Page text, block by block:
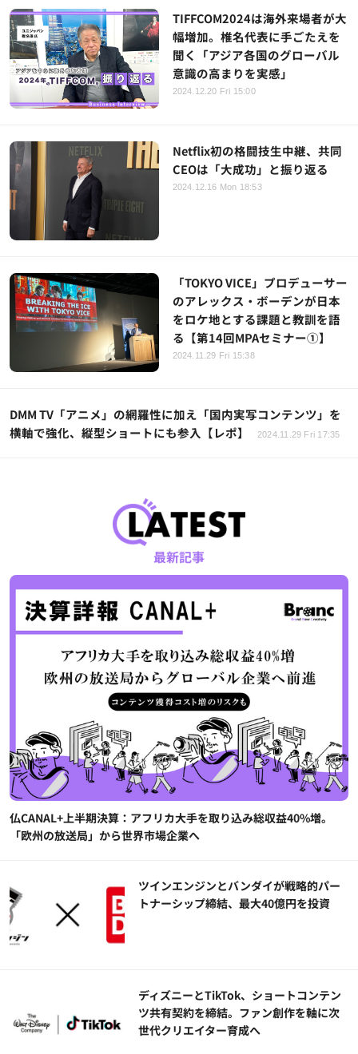
TIFFCOM2024は海外来場者が大
幅増加。椎名代表に手ごたえを
聞く「アジア各国のグローバル
意識の高まりを実感」
2024.12.20 Fri 15:00
Netflix初の格闘技生中継、共同
CEOは「大成功」と振り返る
2024.12.16 Mon 18:53
「TOKYO VICE」プロデューサー
のアレックス・ボーデンが日本
をロケ地とする課題と教訓を語
る【第14回MPAセミナー①】
2024.11.29 Fri 15:38
DMM TV「アニメ」の網羅性に加え「国内実写コンテンツ」を
横軸で強化、縦型ショートにも参入【レポ】
2024.11.29 Fri 17:35
最新記事
仏CANAL+上半期決算：アフリカ大手を取り込み総収益40%増。
「欧州の放送局」から世界市場企業へ
ツインエンジンとバンダイが戦略的パー
トナーシップ締結、最大40億円を投資
ディズニーとTikTok、ショートコンテン
ツ共有契約を締結。ファン創作を軸に次
世代クリエイター育成へ